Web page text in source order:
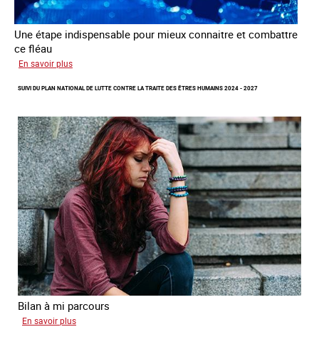
Une étape indispensable pour mieux connaitre et combattre
ce fléau
En savoir plus
la
des
statistiques
sur
la
traite
des
êtres
humains
à
l’échelle
européenne
SUIVI DU PLAN NATIONAL DE LUTTE CONTRE LA TRAITE DES ÊTRES HUMAINS 2024 - 2027
Bilan à mi parcours
En savoir plus